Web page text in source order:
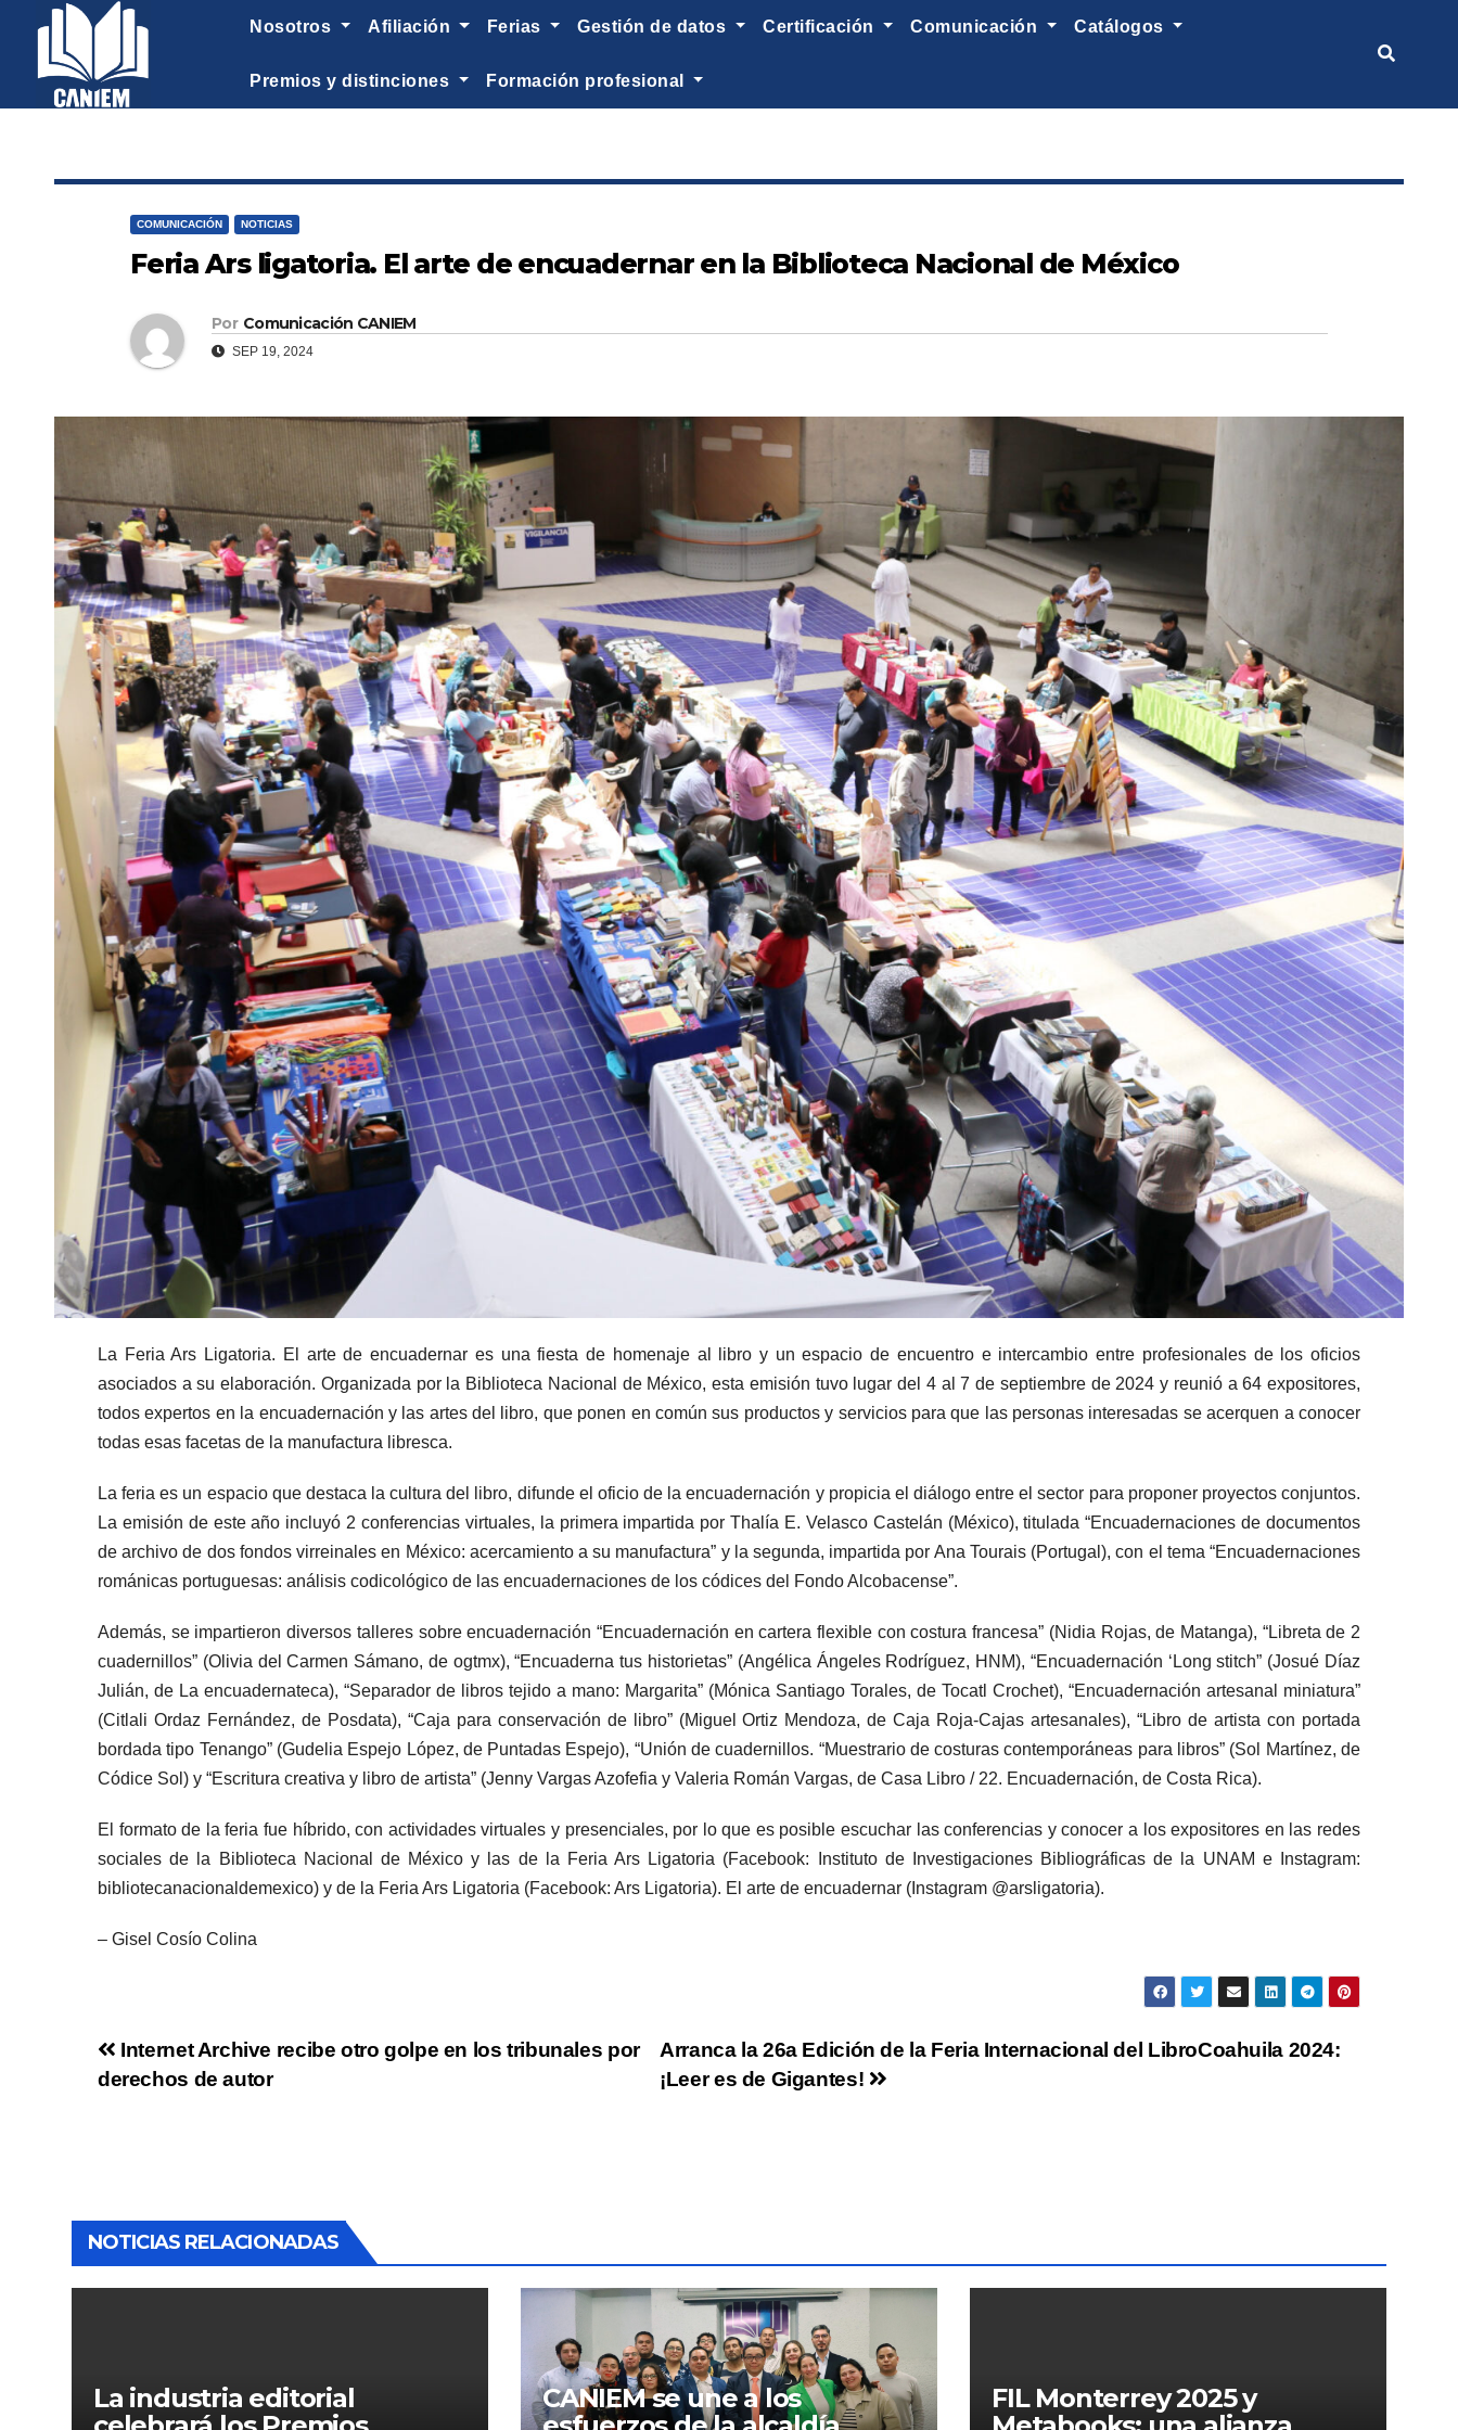
nosotros afiliación ferias gestión de datos certificación comunicación catálogos
premios y distinciones formación profesional
COMUNICACIÓN NOTICIAS
Feria Ars ligatoria. El arte de encuadernar en la Biblioteca Nacional de México
Por Comunicación CANIEM
SEP 19, 2024
La Feria Ars Ligatoria. El arte de encuadernar es una fiesta de homenaje al libro y un espacio de encuentro e intercambio entre profesionales de los oficios
asociados a su elaboración. Organizada por la Biblioteca Nacional de México, esta emisión tuvo lugar del 4 al 7 de septiembre de 2024 y reunió a 64 expositores,
todos expertos en la encuadernación y las artes del libro, que ponen en común sus productos y servicios para que las personas interesadas se acerquen a conocer
todas esas facetas de la manufactura libresca.
La feria es un espacio que destaca la cultura del libro, difunde el oficio de la encuadernación y propicia el diálogo entre el sector para proponer proyectos conjuntos.
La emisión de este año incluyó 2 conferencias virtuales, la primera impartida por Thalía E. Velasco Castelán (México), titulada “Encuadernaciones de documentos
de archivo de dos fondos virreinales en México: acercamiento a su manufactura” y la segunda, impartida por Ana Tourais (Portugal), con el tema “Encuadernaciones
románicas portuguesas: análisis codicológico de las encuadernaciones de los códices del Fondo Alcobacense”.
Además, se impartieron diversos talleres sobre encuadernación “Encuadernación en cartera flexible con costura francesa” (Nidia Rojas, de Matanga), “Libreta de 2
cuadernillos” (Olivia del Carmen Sámano, de ogtmx), “Encuaderna tus historietas” (Angélica Ángeles Rodríguez, HNM), “Encuadernación ‘Long stitch” (Josué Díaz
Julián, de La encuadernateca), “Separador de libros tejido a mano: Margarita” (Mónica Santiago Torales, de Tocatl Crochet), “Encuadernación artesanal miniatura”
(Citlali Ordaz Fernández, de Posdata), “Caja para conservación de libro” (Miguel Ortiz Mendoza, de Caja Roja-Cajas artesanales), “Libro de artista con portada
bordada tipo Tenango” (Gudelia Espejo López, de Puntadas Espejo), “Unión de cuadernillos. “Muestrario de costuras contemporáneas para libros” (Sol Martínez, de
Códice Sol) y “Escritura creativa y libro de artista” (Jenny Vargas Azofefia y Valeria Román Vargas, de Casa Libro / 22. Encuadernación, de Costa Rica).
El formato de la feria fue híbrido, con actividades virtuales y presenciales, por lo que es posible escuchar las conferencias y conocer a los expositores en las redes
sociales de la Biblioteca Nacional de México y las de la Feria Ars Ligatoria (Facebook: Instituto de Investigaciones Bibliográficas de la UNAM e Instagram:
bibliotecanacionaldemexico) y de la Feria Ars Ligatoria (Facebook: Ars Ligatoria). El arte de encuadernar (Instagram @arsligatoria).
– Gisel Cosío Colina
Arranca la 26a Edición de la Feria Internacional del LibroCoahuila 2024:
¡Leer es de Gigantes!
Internet Archive recibe otro golpe en los tribunales por
derechos de autor
NOTICIAS RELACIONADAS
La industria editorial
CANIEM se une a los
FIL Monterrey 2025 y